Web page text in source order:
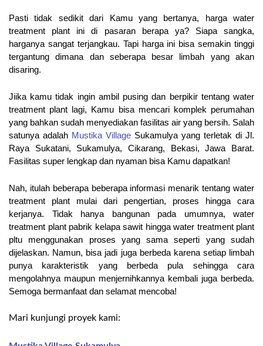
Pasti tidak sedikit dari Kamu yang bertanya, harga water
treatment plant ini di pasaran berapa ya? Siapa sangka,
harganya sangat terjangkau. Tapi harga ini bisa semakin tinggi
tergantung dimana dan seberapa besar limbah yang akan
disaring.
Jiika kamu tidak ingin ambil pusing dan berpikir tentang water
treatment plant lagi, Kamu bisa mencari komplek perumahan
yang bahkan sudah menyediakan fasilitas air yang bersih. Salah
satunya adalah Mustika Village Sukamulya yang terletak di Jl.
Raya Sukatani, Sukamulya, Cikarang, Bekasi, Jawa Barat.
Fasilitas super lengkap dan nyaman bisa Kamu dapatkan!
Nah, itulah beberapa beberapa informasi menarik tentang water
treatment plant mulai dari pengertian, proses hingga cara
kerjanya. Tidak hanya bangunan pada umumnya, water
treatment plant pabrik kelapa sawit hingga water treatment plant
pltu menggunakan proses yang sama seperti yang sudah
dijelaskan. Namun, bisa jadi juga berbeda karena setiap limbah
punya karakteristik yang berbeda pula sehingga cara
mengolahnya maupun menjernihkannya kembali juga berbeda.
Semoga bermanfaat dan selamat mencoba!
Mari kunjungi proyek kami: